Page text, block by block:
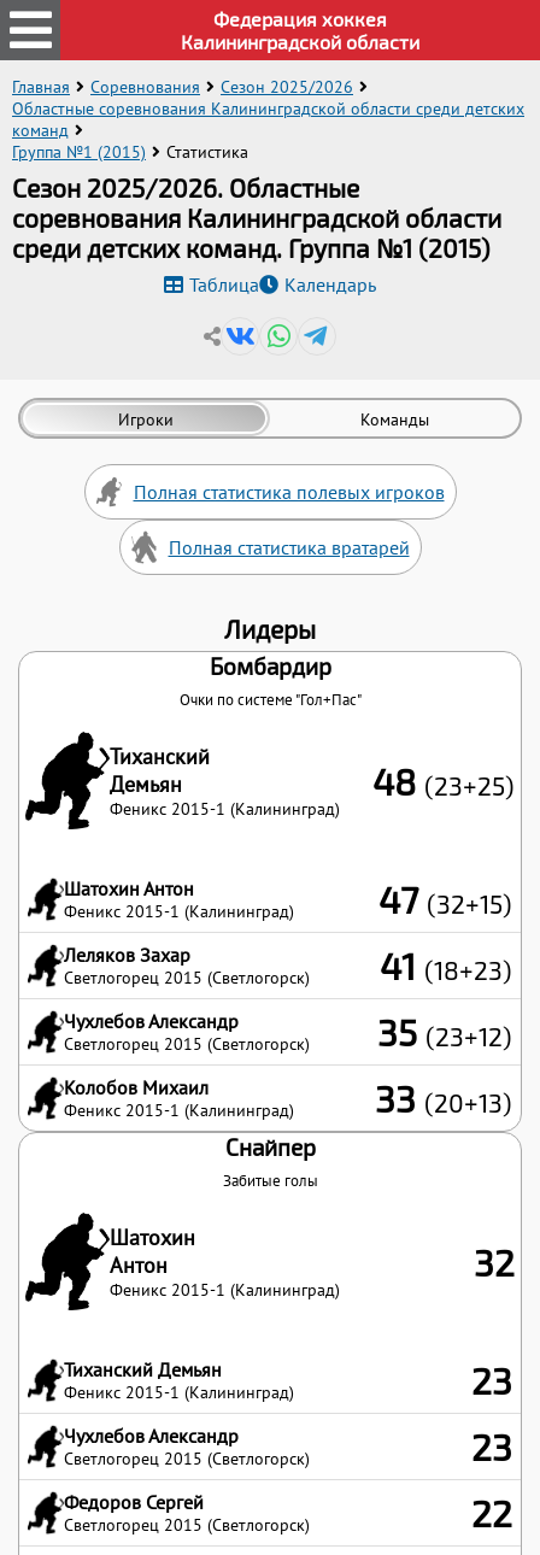
Федерация хоккея
Калининградской области
Главная Соревнования
Сезон 2025/2026
Областные соревнования Калининградской области среди детских
команд
Группа №1 (2015)
Статистика
Сезон 2025/2026. Областные
соревнования Калининградской области
среди детских команд. Группа №1 (2015)
Таблица Календарь
Игроки Команды
Полная статистика полевых игроков
Полная статистика вратарей
Лидеры
Бомбардир
Очки по системе "Гол+Пас"
Тиханский
Демьян
Феникс 2015-1 (Калининград)
48 (23+25)
Шатохин Антон
Феникс 2015-1 (Калининград) 47 (32+15)
Леляков Захар
Светлогорец 2015 (Светлогорск) 41 (18+23)
Чухлебов Александр
Светлогорец 2015 (Светлогорск) 35 (23+12)
Колобов Михаил
Феникс 2015-1 (Калининград) 33 (20+13)
Снайпер
Забитые голы
Шатохин
Антон
Феникс 2015-1 (Калининград)
32
Тиханский Демьян
Феникс 2015-1 (Калининград) 23
Чухлебов Александр
Светлогорец 2015 (Светлогорск) 23
Федоров Сергей
Светлогорец 2015 (Светлогорск) 22